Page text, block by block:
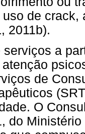
de
2011b).
serviços a
de
O
do